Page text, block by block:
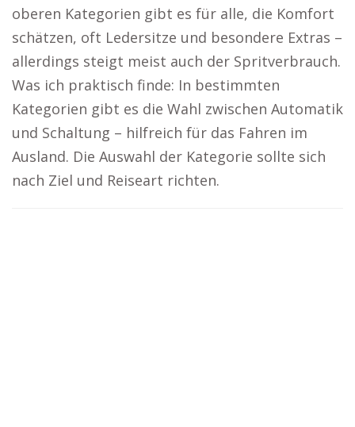
oberen Kategorien gibt es für alle, die Komfort
schätzen, oft Ledersitze und besondere Extras –
allerdings steigt meist auch der Spritverbrauch.
Was ich praktisch finde: In bestimmten
Kategorien gibt es die Wahl zwischen Automatik
und Schaltung – hilfreich für das Fahren im
Ausland. Die Auswahl der Kategorie sollte sich
nach Ziel und Reiseart richten.